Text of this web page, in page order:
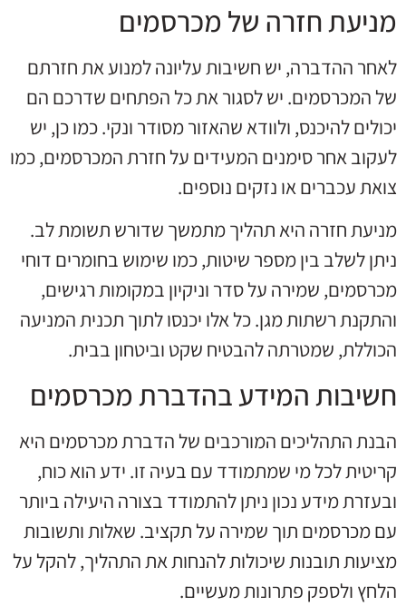
מניעת חזרה של מכרסמים
לאחר ההדברה, יש חשיבות עליונה למנוע את חזרתם
של המכרסמים. יש לסגור את כל הפתחים שדרכם הם
יכולים להיכנס, ולוודא שהאזור מסודר ונקי. כמו כן, יש
לעקוב אחר סימנים המעידים על חזרת המכרסמים, כמו
צואת עכברים או נזקים נוספים.
מניעת חזרה היא תהליך מתמשך שדורש תשומת לב.
ניתן לשלב בין מספר שיטות, כמו שימוש בחומרים דוחי
מכרסמים, שמירה על סדר וניקיון במקומות רגישים,
והתקנת רשתות מגן. כל אלו יכנסו לתוך תכנית המניעה
הכוללת, שמטרתה להבטיח שקט וביטחון בבית.
חשיבות המידע בהדברת מכרסמים
הבנת התהליכים המורכבים של הדברת מכרסמים היא
קריטית לכל מי שמתמודד עם בעיה זו. ידע הוא כוח,
ובעזרת מידע נכון ניתן להתמודד בצורה היעילה ביותר
עם מכרסמים תוך שמירה על תקציב. שאלות ותשובות
מציעות תובנות שיכולות להנחות את התהליך, להקל על
הלחץ ולספק פתרונות מעשיים.